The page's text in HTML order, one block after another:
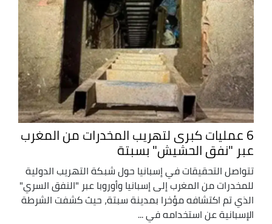
6 عمليات كبرى لتهريب المخدرات من المغرب
عبر "نفق الحشيش" بسبتة
تتواصل التحقيقات في إسبانيا حول شبكة التهريب الدولية
للمخدرات من المغرب إلى إسبانيا وأوروبا عبر "النفق السري"
الذي تم اكتشافه مؤخرا بمدينة سبتة، حيث كشفت الشرطة
الإسبانية عن استخدامه في ...